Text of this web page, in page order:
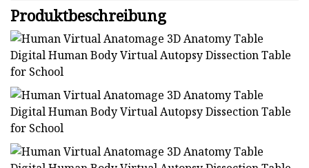
Produktbeschreibung